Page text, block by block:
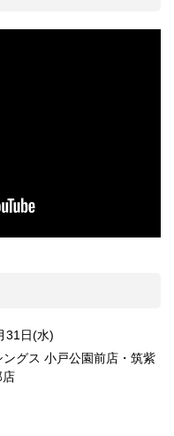
31日(水)
グス 小戸公園前店・筑紫
店